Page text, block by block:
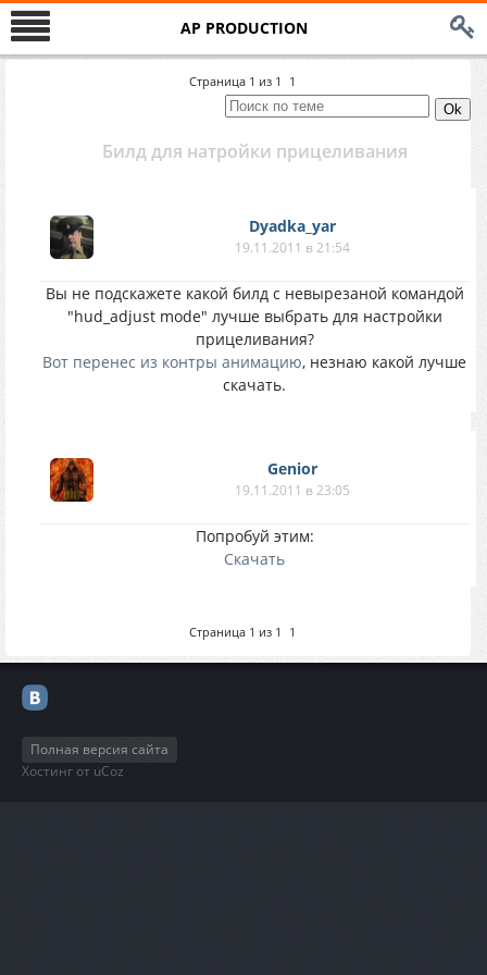
AP PRODUCTION
Страница 1 из 1 1
Билд для натройки прицеливания
Dyadka_yar
19.11.2011 в 21:54
Вы не подскажете какой билд с невырезаной командой
"hud_adjust mode" лучше выбрать для настройки
прицеливания?
Вот перенес из контры анимацию, незнаю какой лучше
скачать.
Genior
19.11.2011 в 23:05
Попробуй этим:
Скачать
Страница 1 из 1 1
Полная версия сайта
Хостинг от uCoz